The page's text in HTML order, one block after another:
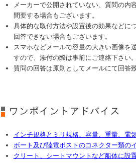
メーカーで公開されていない、質問の内
間要する場合もございます。
具体的な取付方法や設置後の効果などに
回答できない場合もございます。
スマホなどメールで容量の大きい画像を
すので、添付の際は事前にご連絡下さい
質問の回答は原則としてメールにて回答
インチ規格とミリ規格、容量、重量、電
ボート及び陸電ポストのコネクター類の
クリート、シートマウントなど船体に設